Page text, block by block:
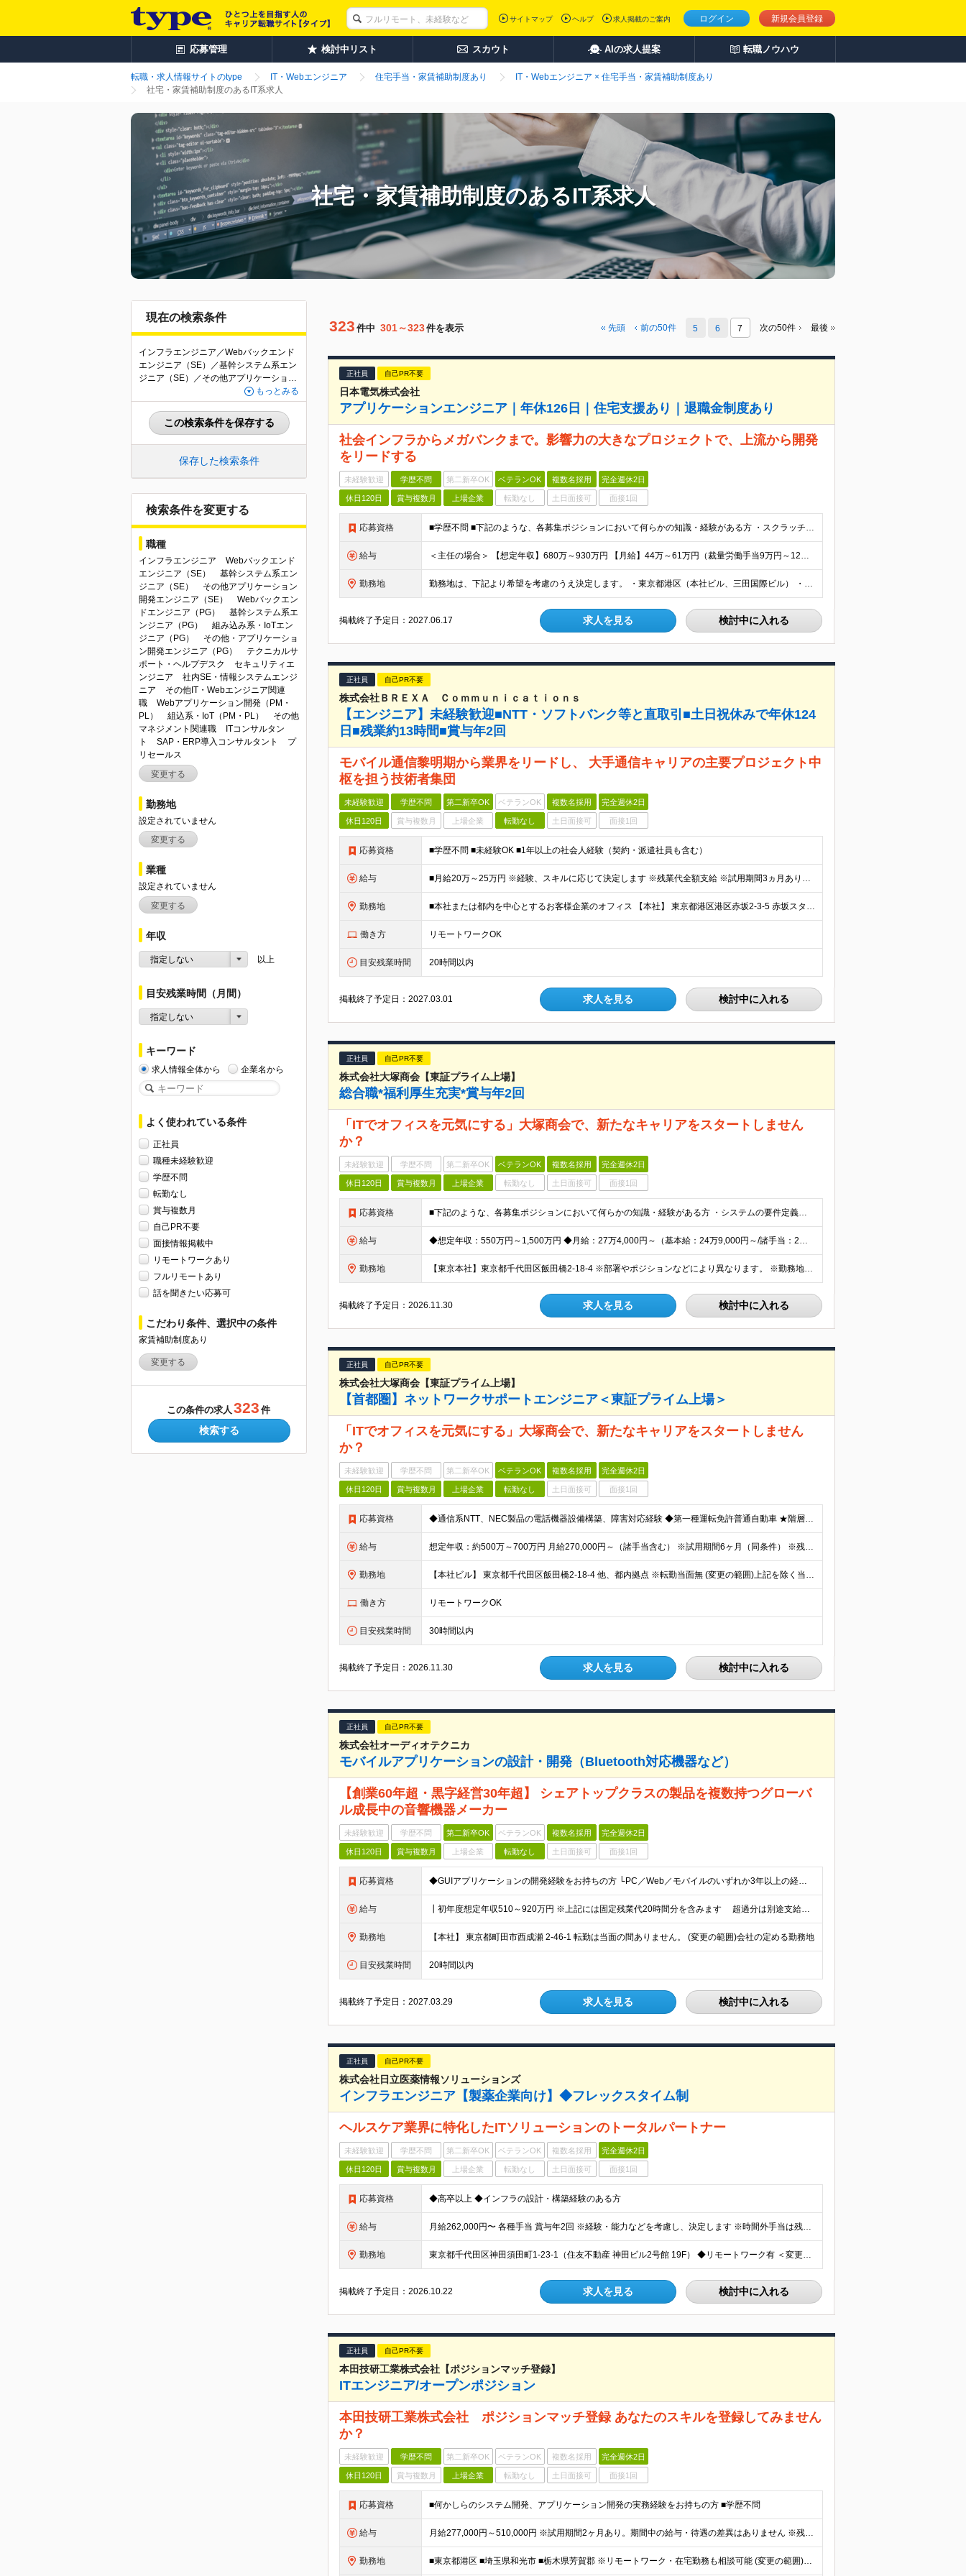
ログイン 新規会員登録
サイトマップ ヘルプ 求人掲載のご案内
応募管理 検討中リスト スカウト AIの求人提案 転職ノウハウ
転職・求人情報サイトのtype IT・Webエンジニア 住宅手当・家賃補助制度あり
IT・Webエンジニア × 住宅手当・家賃補助制度あり
社宅・家賃補助制度のあるIT系求人
社宅・家賃補助制度のあるIT系求人
現在の検索条件
インフラエンジニア／Webバックエンド
エンジニア（SE）／基幹システム系エン
ジニア（SE）／その他アプリケーション
開発エンジニア（SE）／Webバックエン
ドエンジニア（PG）／基幹システム系エ
ンジニア（PG）／組み込み系・IoTエン
ジニア（PG）／その他・アプリケーショ
ン開発エンジニア（PG）／テクニカルサ
ポート・ヘルプデスク／セキュリティエ
ンジニア／社内SE・情報システムエンジ
ニア／その他IT・Webエンジニア関連職
／Webアプリケーション開発（PM・P
L）／組込系・IoT（PM・PL）／その他
セールス／家賃補助制度あり
もっとみる
この検索条件を保存する
保存した検索条件
検索条件を変更する
職種
インフラエンジニア
Webバックエンド
エンジニア（SE）
基幹システム系エン
ジニア（SE）
その他アプリケーション
開発エンジニア（SE）
Webバックエン
ドエンジニア（PG）
基幹システム系エ
ンジニア（PG）
組み込み系・IoTエン
ジニア（PG）
その他・アプリケーショ
ン開発エンジニア（PG）
テクニカルサ
ポート・ヘルプデスク
セキュリティエ
ンジニア
社内SE・情報システムエンジ
ニア
その他IT・Webエンジニア関連
職
Webアプリケーション開発（PM・
PL）
組込系・IoT（PM・PL）
その他
マネジメント関連職
ITコンサルタン
ト
SAP・ERP導入コンサルタント
プ
リセールス
変更する
勤務地
設定されていません
変更する
業種
設定されていません
変更する
年収
指定しない 以上
目安残業時間（月間）
指定しない
キーワード
求人情報全体から 企業名から
よく使われている条件
正社員
職種未経験歓迎
学歴不問
転勤なし
賞与複数月
自己PR不要
面接情報掲載中
リモートワークあり
フルリモートあり
話を聞きたい応募可
こだわり条件、選択中の条件
家賃補助制度あり
変更する
この条件の求人 323 件
検索する
323 件中 301～323件を表示 先頭 前の50件 5 6 7 次の50件 最後
正社員 自己PR不要
日本電気株式会社
アプリケーションエンジニア｜年休126日｜住宅支援あり｜退職金制度あり
社会インフラからメガバンクまで。影響力の大きなプロジェクトで、上流から開発
をリードする
未経験歓迎 学歴不問 第二新卒OK ベテランOK 複数名採用 完全週休2日
休日120日 賞与複数月 上場企業 転勤なし 土日面接可 面接1回
応募資格 ■学歴不問 ■下記のような、各募集ポジションにおいて何らかの知識・経験がある方 ・スクラッチ開発(制御系の開発は除く)の「設計、コーディング、テスト、リリース」の経験を計3年以上有すること ・「顧客
給与 ＜主任の場合＞ 【想定年収】680万～930万円 【月給】44万～61万円（裁量労働手当9万円～12万円を含む） ※前職年収、ご経験・スキルを考慮の上、当社規定により決定いたします。 ※裁量労働制の適
勤務地 勤務地は、下記より希望を考慮のうえ決定します。 ・東京都港区（本社ビル、三田国際ビル） ・東京都品川区（住友大井町ビル） ・客先常駐（府中） (変更の範囲)上記を除く当社関連勤務地
掲載終了予定日：2027.06.17 求人を見る 検討中に入れる
正社員 自己PR不要
株式会社ＢＲＥＸＡ Ｃｏｍｍｕｎｉｃａｔｉｏｎｓ
【エンジニア】未経験歓迎■NTT・ソフトバンク等と直取引■土日祝休みで年休124
日■残業約13時間■賞与年2回
モバイル通信黎明期から業界をリードし、 大手通信キャリアの主要プロジェクト中
枢を担う技術者集団
未経験歓迎 学歴不問 第二新卒OK ベテランOK 複数名採用 完全週休2日
休日120日 賞与複数月 上場企業 転勤なし 土日面接可 面接1回
応募資格 ■学歴不問 ■未経験OK ■1年以上の社会人経験（契約・派遣社員も含む）
給与 ■月給20万～25万円 ※経験、スキルに応じて決定します ※残業代全額支給 ※試用期間3ヵ月あり。期間中の給与・待遇の差異はありません
勤務地 ■本社または都内を中心とするお客様企業のオフィス 【本社】 東京都港区港区赤坂2-3-5 赤坂スターゲートプラザ14階 （変更の範囲）会社が定める場所および本社・支店・営業所・従業員の自宅
働き方 リモートワークOK
目安残業時間 20時間以内
掲載終了予定日：2027.03.01 求人を見る 検討中に入れる
正社員 自己PR不要
株式会社大塚商会【東証プライム上場】
総合職*福利厚生充実*賞与年2回
「ITでオフィスを元気にする」大塚商会で、新たなキャリアをスタートしません
か？
未経験歓迎 学歴不問 第二新卒OK ベテランOK 複数名採用 完全週休2日
休日120日 賞与複数月 上場企業 転勤なし 土日面接可 面接1回
応募資格 ■下記のような、各募集ポジションにおいて何らかの知識・経験がある方 ・システムの要件定義、設計～開発の経験 ・仮想サーバの構築経験 ・SQL言語2年以上、業務でのリレーショナルデータベースの利用 ・
給与 ◆想定年収：550万円～1,500万円 ◆月給：27万4,000円～（基本給：24万9,000円～/諸手当：2万5,000円～） ・昇給：年1回 ・賞与：年2回（7月・12月） ・通勤手当：会社規定
勤務地 【東京本社】東京都千代田区飯田橋2-18-4 ※部署やポジションなどにより異なります。 ※勤務地の変更範囲：会社の定める事業所
掲載終了予定日：2026.11.30 求人を見る 検討中に入れる
正社員 自己PR不要
株式会社大塚商会【東証プライム上場】
【首都圏】ネットワークサポートエンジニア＜東証プライム上場＞
「ITでオフィスを元気にする」大塚商会で、新たなキャリアをスタートしません
か？
未経験歓迎 学歴不問 第二新卒OK ベテランOK 複数名採用 完全週休2日
休日120日 賞与複数月 上場企業 転勤なし 土日面接可 面接1回
応募資格 ◆通信系NTT、NEC製品の電話機器設備構築、障害対応経験 ◆第一種運転免許普通自動車 ★階層、職種、部門別の研修や資格取得時の費用支援制度等も用意し、継続的なスキルアップもサポートを行っています。
給与 想定年収：約500万～700万円 月給270,000円～（諸手当含む） ※試用期間6ヶ月（同条件） ※残業代全額支給
勤務地 【本社ビル】 東京都千代田区飯田橋2-18-4 他、都内拠点 ※転勤当面無 (変更の範囲)上記を除く当社関連勤務地
働き方 リモートワークOK
目安残業時間 30時間以内
掲載終了予定日：2026.11.30 求人を見る 検討中に入れる
正社員 自己PR不要
株式会社オーディオテクニカ
モバイルアプリケーションの設計・開発（Bluetooth対応機器など）
【創業60年超・黒字経営30年超】 シェアトップクラスの製品を複数持つグローバ
ル成長中の音響機器メーカー
未経験歓迎 学歴不問 第二新卒OK ベテランOK 複数名採用 完全週休2日
休日120日 賞与複数月 上場企業 転勤なし 土日面接可 面接1回
応募資格 ◆GUIアプリケーションの開発経験をお持ちの方 └PC／Web／モバイルのいずれか3年以上の経験を想定 ◆モバイルアプリケーション開発の基礎知識をお持ちの方 └Android/iOSいずれか、実務経験
給与 ┃初年度想定年収510～920万円 ※上記には固定残業代20時間分を含みます 超過分は別途支給いたします ※試用期間あり（3ヶ月） 期間中、欠勤が発生しなければ待遇などの変更はありません
勤務地 【本社】 東京都町田市西成瀬 2-46-1 転勤は当面の間ありません。 (変更の範囲)会社の定める勤務地
目安残業時間 20時間以内
掲載終了予定日：2027.03.29 求人を見る 検討中に入れる
正社員 自己PR不要
株式会社日立医薬情報ソリューションズ
インフラエンジニア【製薬企業向け】◆フレックスタイム制
ヘルスケア業界に特化したITソリューションのトータルパートナー
未経験歓迎 学歴不問 第二新卒OK ベテランOK 複数名採用 完全週休2日
休日120日 賞与複数月 上場企業 転勤なし 土日面接可 面接1回
応募資格 ◆高卒以上 ◆インフラの設計・構築経験のある方
給与 月給262,000円〜 各種手当 賞与年2回 ※経験・能力などを考慮し、決定します ※時間外手当は残業時間に応じて別途支給します ※試用期間3ヶ月あり（期間中の待遇に差異はありません） 想定年収：5
勤務地 東京都千代田区神田須田町1-23-1（住友不動産 神田ビル2号館 19F） ◆リモートワーク有 ＜変更の範囲＞ 会社の定める場所（在宅勤務及びサテライトオフィス勤務制度に定める就業場所を含む)
掲載終了予定日：2026.10.22 求人を見る 検討中に入れる
正社員 自己PR不要
本田技研工業株式会社【ポジションマッチ登録】
ITエンジニア/オープンポジション
本田技研工業株式会社 ポジションマッチ登録 あなたのスキルを登録してみません
か？
未経験歓迎 学歴不問 第二新卒OK ベテランOK 複数名採用 完全週休2日
休日120日 賞与複数月 上場企業 転勤なし 土日面接可 面接1回
応募資格 ■何かしらのシステム開発、アプリケーション開発の実務経験をお持ちの方 ■学歴不問
給与 月給277,000円～510,000円 ※試用期間2ヶ月あり。期間中の給与・待遇の差異はありません ※残業代は別途全額支給いたします ∟平均残業時間：30時間
勤務地 ■東京都港区 ■埼玉県和光市 ■栃木県芳賀郡 ※リモートワーク・在宅勤務も相談可能 (変更の範囲)上記を除く当社関連勤務地